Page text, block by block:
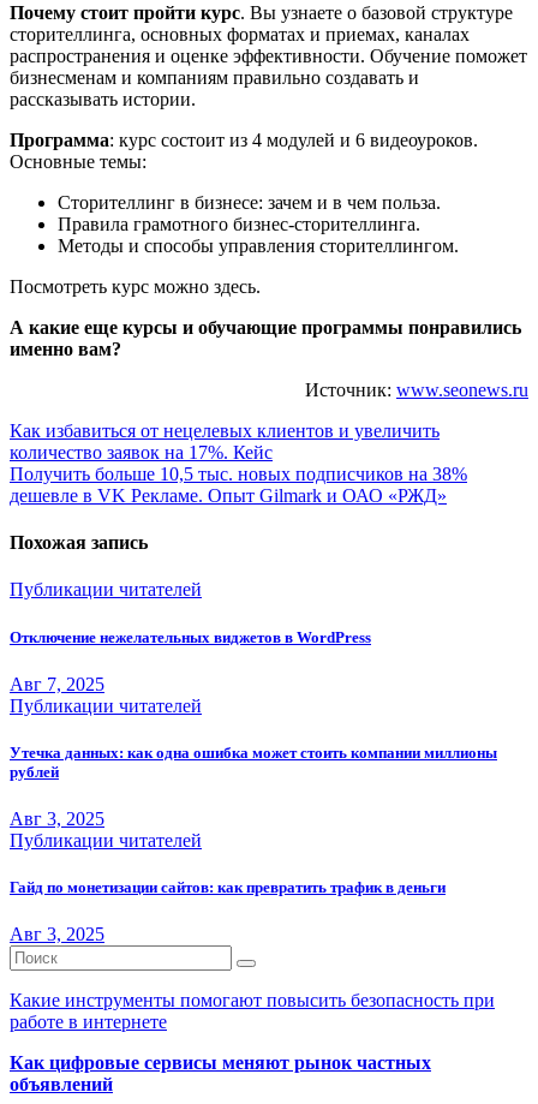
Почему стоит пройти курс. Вы узнаете о базовой структуре
сторителлинга, основных форматах и приемах, каналах
распространения и оценке эффективности. Обучение поможет
бизнесменам и компаниям правильно создавать и
рассказывать истории.
Программа: курс состоит из 4 модулей и 6 видеоуроков.
Основные темы:
Сторителлинг в бизнесе: зачем и в чем польза.
Правила грамотного бизнес-сторителлинга.
Методы и способы управления сторителлингом.
Посмотреть курс можно здесь.
А какие еще курсы и обучающие программы понравились
именно вам?
Источник: www.seonews.ru
Навигация
по
записям
Как избавиться от нецелевых клиентов и увеличить
количество заявок на 17%. Кейс
Получить больше 10,5 тыс. новых подписчиков на 38%
дешевле в VK Рекламе. Опыт Gilmark и ОАО «РЖД»
Похожая запись
Публикации читателей
Отключение нежелательных виджетов в WordPress
Авг 7, 2025
Публикации читателей
Утечка данных: как одна ошибка может стоить компании миллионы
рублей
Авг 3, 2025
Публикации читателей
Гайд по монетизации сайтов: как превратить трафик в деньги
Авг 3, 2025
Какие инструменты помогают повысить безопасность при
работе в интернете
Как цифровые сервисы меняют рынок частных
объявлений